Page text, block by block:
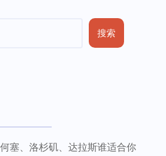
搜索
塞、洛杉矶、达拉斯谁适合你